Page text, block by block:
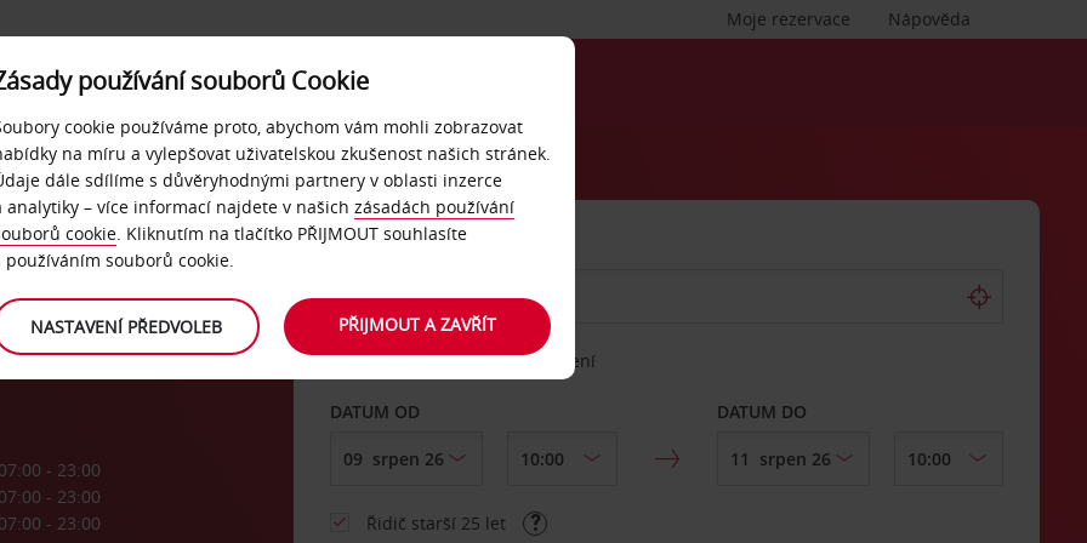
Nápověda
Moje rezervace
NAŠE SLUŽBY FIREMNÍ ZÁKAZNÍCI
07:00 - 23:00
07:00 - 23:00
07:00 - 23:00
Vyberte si jiné místo vrácení
DATUM OD DATUM DO
Řidič starší 25 let
používání souborů Cookie
cookie používáme proto, abychom vám mohli zobrazovat
na míru a vylepšovat uživatelskou zkušenost našich stránek.
dále sdílíme s důvěryhodnými partnery v oblasti inzerce
analytiky – více informací najdete v našich zásadách používání
cookie. Kliknutím na tlačítko PŘIJMOUT souhlasíte
používáním souborů cookie.
NASTAVENÍ PŘEDVOLEB PŘIJMOUT A ZAVŘÍT